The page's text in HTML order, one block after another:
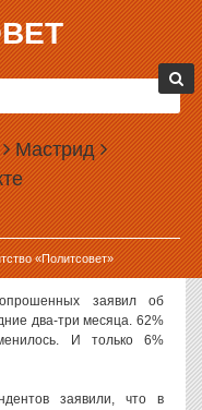
Мастрид
«Политсовет»
последние несколько
Каждый пятый
мнение» по итогам
заявил об
два-три месяца. 62%
И только 6%
заявили, что в